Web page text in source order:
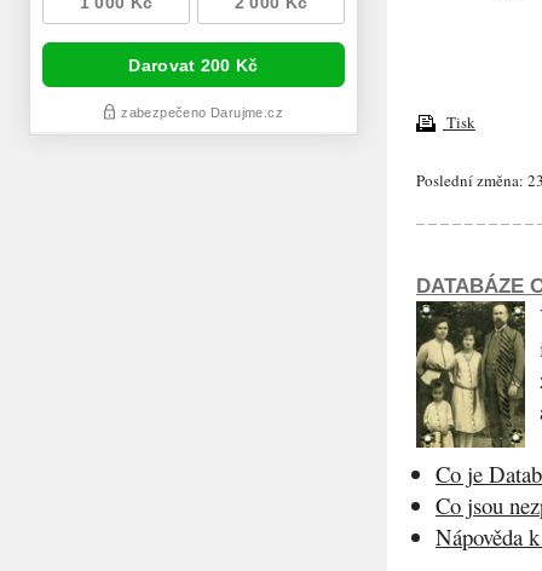
Tisk
Poslední změna:
DATABÁZE
Co je
Co jsou
Nápověda